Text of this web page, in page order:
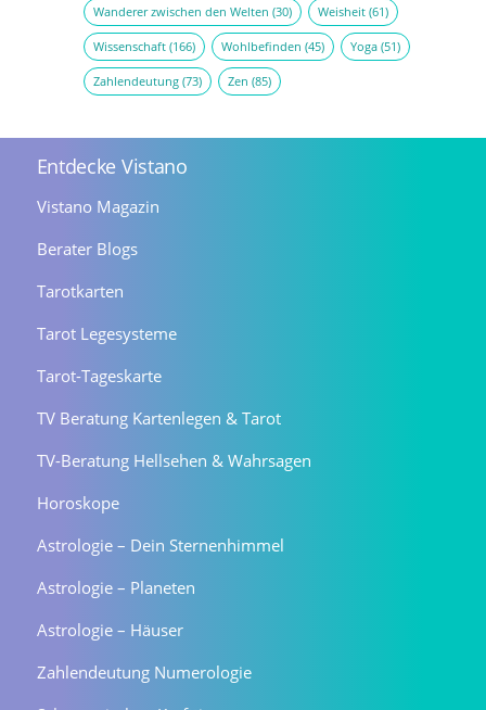
Wanderer zwischen den Welten (30) Weisheit(61)
Wissenschaft(166) Wohlbefinden (45) Yoga(51)
Zahlendeutung(73) Zen (85)
Entdecke Vistano
Vistano Magazin
Berater Blogs
Tarotkarten
Tarot Legesysteme
Tarot-Tageskarte
TV Beratung Kartenlegen & Tarot
TV-Beratung Hellsehen & Wahrsagen
Horoskope
Astrologie – Dein Sternenhimmel
Astrologie – Planeten
Astrologie – Häuser
Zahlendeutung Numerologie